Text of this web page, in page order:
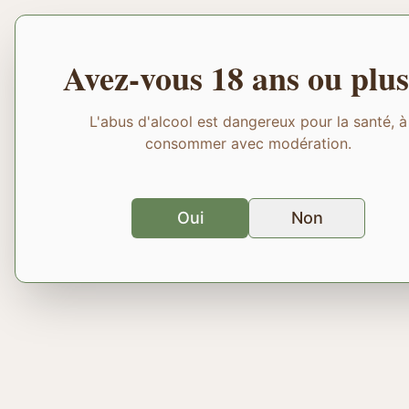
Avez-vous 18 ans ou
L'abus d'alcool est dangereux pour la santé, à
consommer avec modération.
Oui Non